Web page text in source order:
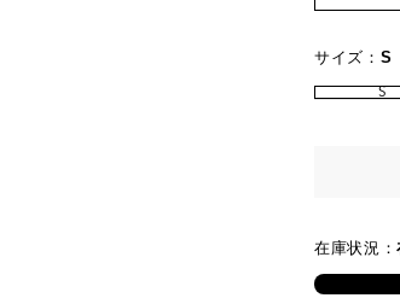
サイズ： S
S
在庫状況：